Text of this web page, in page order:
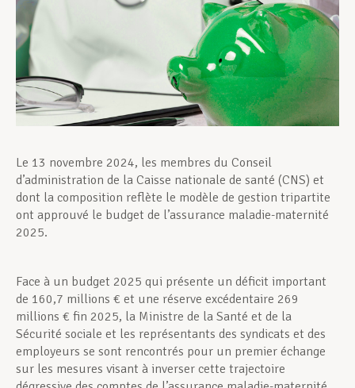
Le 13 novembre 2024, les membres du Conseil
d’administration de la Caisse nationale de santé (CNS) et
dont la composition reflète le modèle de gestion tripartite
ont approuvé le budget de l’assurance maladie-maternité
2025.
Face à un budget 2025 qui présente un déficit important
de 160,7 millions € et une réserve excédentaire 269
millions € fin 2025, la Ministre de la Santé et de la
Sécurité sociale et les représentants des syndicats et des
employeurs se sont rencontrés pour un premier échange
sur les mesures visant à inverser cette trajectoire